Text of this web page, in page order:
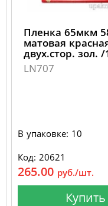
Пленка 65мкм
матовая
двух.стор. зол.
LN707
В упаковке: 10
Код: 20621
265.00 руб./шт.
Купить